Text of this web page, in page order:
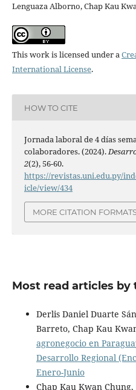
Lenguaza Alborno, Chap Kau
This work is licensed under a
International License.
HOW TO CITE
Jornada laboral de 4 días
colaboradores. (2024).
2(2), 56-60.
https://revistas.uni.edu.py/
icle/view/434
MORE CITATION
Most read articles by
Derlis Daniel Duarte
Barreto, Chap Kau
agronegocio en
Desarrollo Regional
Enero-Junio
Chap Kau Kwan